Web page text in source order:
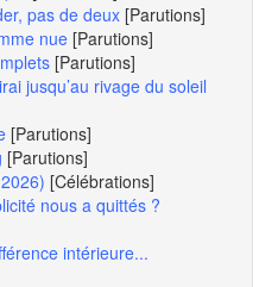
pas de deux [Parutions]
nue [Parutions]
[Parutions]
jusqu’au rivage du soleil
[Parutions]
[Parutions]
[Célébrations]
nous a quittés ?
intérieure...